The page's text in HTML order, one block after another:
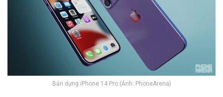
Bản dựng iPhone 14 Pro (Ảnh: PhoneArena)